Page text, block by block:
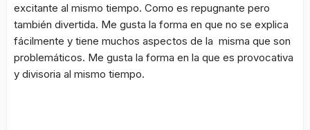
excitante al mismo tiempo. Como es repugnante pero
también divertida. Me gusta la forma en que no se explica
fácilmente y tiene muchos aspectos de la misma que son
problemáticos. Me gusta la forma en la que es provocativa
y divisoria al mismo tiempo.